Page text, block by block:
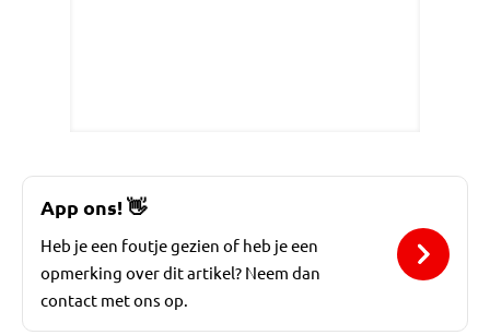
App ons!👋
Heb je een foutje gezien of heb je een
opmerking over dit artikel? Neem dan
contact met ons op.